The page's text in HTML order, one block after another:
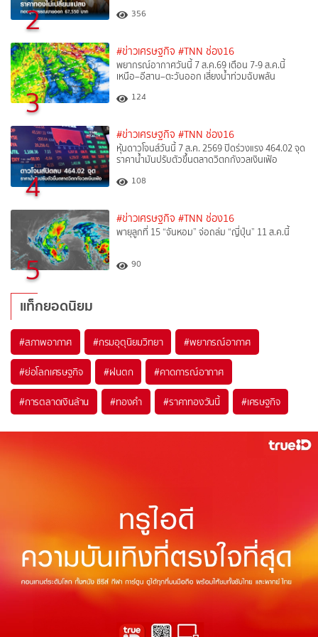
2 356
3
#ข่าวเศรษฐกิจ #TNN ช่อง16
พยากรณ์อากาศวันนี้ 7 ส.ค.69 เตือน 7-9 ส.ค.นี้
เหนือ–อีสาน–ตะวันออก เสี่ยงน้ำท่วมฉับพลัน
124
4
#ข่าวเศรษฐกิจ #TNN ช่อง16
หุ้นดาวโจนส์วันนี้ 7 ส.ค. 2569 ปิดร่วงแรง 464.02 จุด
ราคาน้ำมันปรับตัวขึ้นตลาดวิตกกังวลเงินเฟ้อ
108
5
#ข่าวเศรษฐกิจ #TNN ช่อง16
พายุลูกที่ 15 “จันหอม” จ่อถล่ม “ญี่ปุ่น” 11 ส.ค.นี้
90
แท็กยอดนิยม
#สภาพอากาศ #กรมอุตุนิยมวิทยา #พยากรณ์อากาศ
#ย่อโลกเศรษฐกิจ #ฝนตก #คาดการณ์อากาศ
#การตลาดเงินล้าน #ทองคำ #ราคาทองวันนี้ #เศรษฐกิจ